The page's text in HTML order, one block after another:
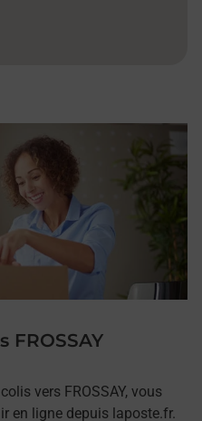
FROSSAY
vers FROSSAY, vous
en ligne depuis laposte.fr.